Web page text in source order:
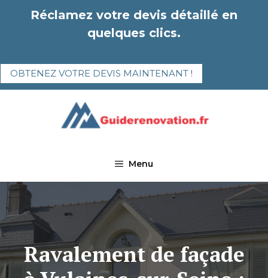
Réclamez votre devis détaillé en
quelques clics.
OBTENEZ VOTRE DEVIS MAINTENANT !
Menu
Ravalement de façade